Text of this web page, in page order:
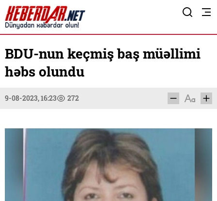
BDU-nun keçmiş baş müəllimi
həbs olundu
9-08-2023, 16:23 272